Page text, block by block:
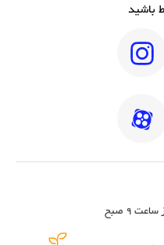
باشید
9 صبح